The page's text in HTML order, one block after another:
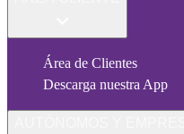
Área de Clientes
Descarga nuestra App